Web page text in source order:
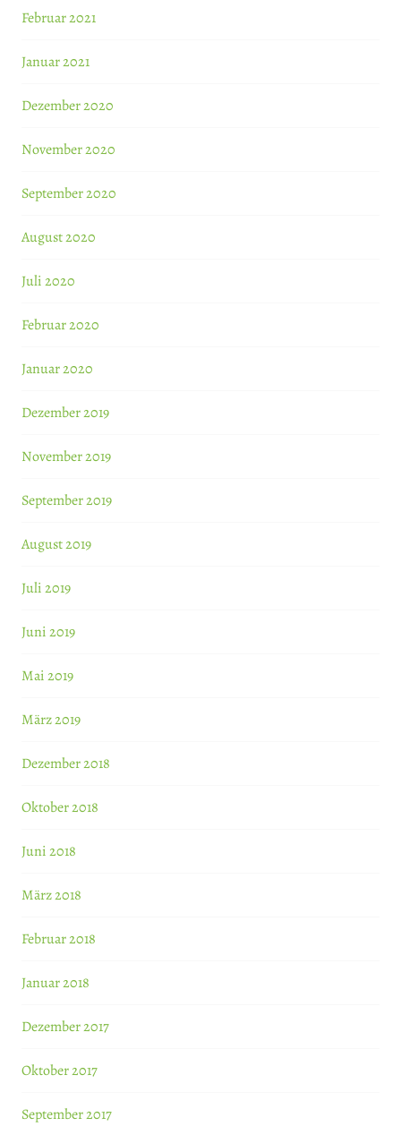
Februar 2021
Januar 2021
Dezember 2020
November 2020
September 2020
August 2020
Juli 2020
Februar 2020
Januar 2020
Dezember 2019
November 2019
September 2019
August 2019
Juli 2019
Juni 2019
Mai 2019
März 2019
Dezember 2018
Oktober 2018
Juni 2018
März 2018
Februar 2018
Januar 2018
Dezember 2017
Oktober 2017
September 2017